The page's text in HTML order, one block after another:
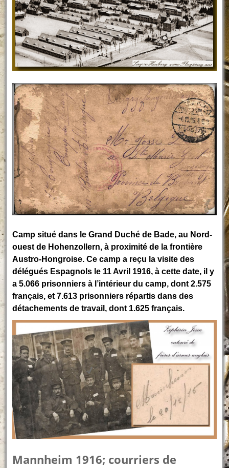
Camp situé dans le Grand Duché de Bade, au Nord-
ouest de Hohenzollern, à proximité de la frontière
Austro-Hongroise. Ce camp a reçu la visite des
délégués Espagnols le 11 Avril 1916, à cette date, il y
a 5.066 prisonniers à l’intérieur du camp, dont 2.575
français, et 7.613 prisonniers répartis dans des
détachements de travail, dont 1.625 français.
Mannheim 1916; courriers de